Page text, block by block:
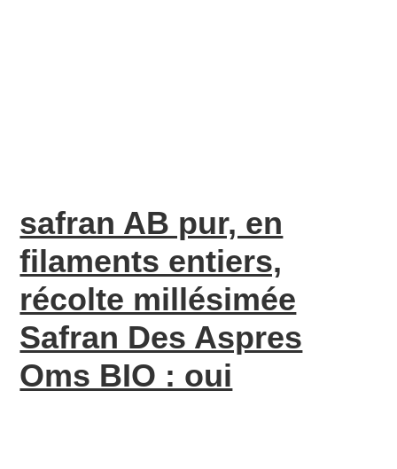
safran AB pur, en
filaments entiers,
récolte millésimée
Safran Des Aspres
Oms BIO : oui